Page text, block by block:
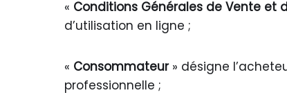
« Conditions Générales de Vente et
d’utilisation en ligne ;
« Consommateur» désigne
professionnelle ;